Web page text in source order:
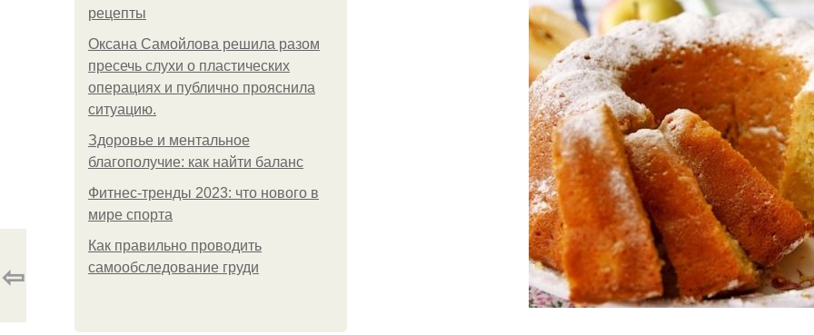
рецепты
Оксана Самойлова решила разом
пресечь слухи о пластических
операциях и публично прояснила
ситуацию.
Здоровье и ментальное
благополучие: как найти баланс
Фитнес-тренды 2023: что нового в
мире спорта
Как правильно проводить
самообследование груди
⇦